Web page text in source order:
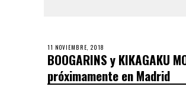
11 NOVIEMBRE, 2018
BOOGARINS y KIKAGAKU
próximamente en Madrid